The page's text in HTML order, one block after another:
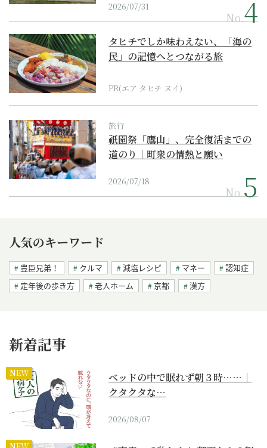
2026/07/31
No.
タヒチでしか味わえない、「海の
民」の記憶へとつながる旅
PR(エア タヒチ ヌイ)
旅行
祇園祭「鷹山」、完全復活までの
道のり｜町衆の情熱と願い
2026/07/18
No.
人気のキーワード
豊臣兄弟！ クルマ 減塩レシピ マネー
認知症
定年後の歩き方
老人ホーム 京都 漢方
新着記事
NEW
ベッドの中で眠れず朝３時……｜
クタクタな…
2026/08/07
NEW